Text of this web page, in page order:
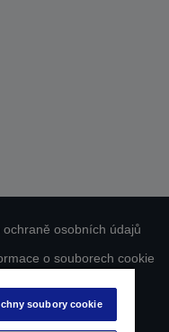
ochraně osobních údajů
o souborech cookie
2026 Seiko Epson
soubory cookie